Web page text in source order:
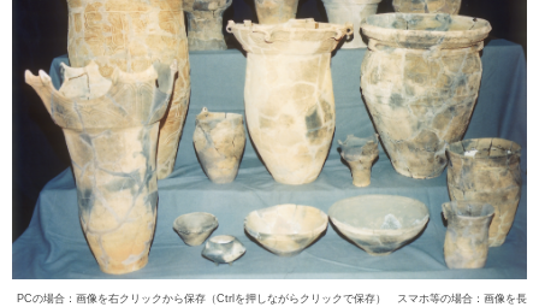
PCの場合：画像を右クリックから保存（Ctrlを押しながらクリックで保存） スマホ等の場合：画像を長